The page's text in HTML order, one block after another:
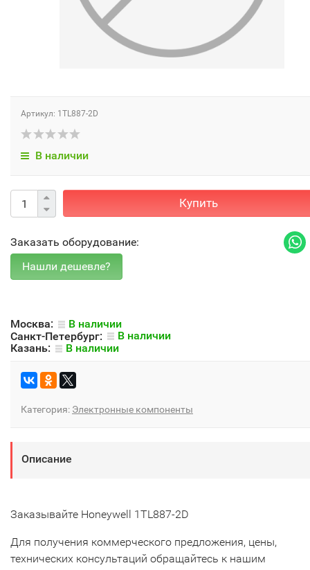
Артикул: 1TL887-2D
В наличии
Купить
Заказать оборудование:
Москва:
В наличии
Санкт-Петербург:
В наличии
Казань:
В наличии
Категория: Электронные компоненты
Описание
Заказывайте Honeywell 1TL887-2D
Для получения коммерческого предложения, цены,
технических консультаций обращайтесь к нашим